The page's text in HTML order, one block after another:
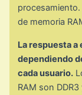
de memoria
La respuesta
dependiendo
cada usuario.
RAM son DDR3